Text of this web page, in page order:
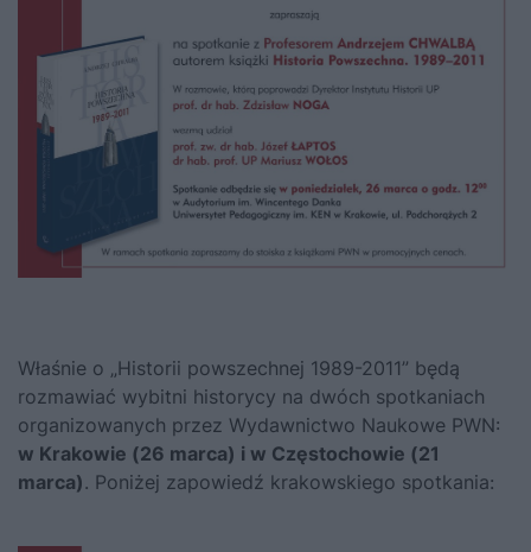
Właśnie o „Historii powszechnej 1989-2011” będą
rozmawiać wybitni historycy na dwóch spotkaniach
organizowanych przez Wydawnictwo Naukowe PWN:
w Krakowie (26 marca) i w Częstochowie (21
marca). Poniżej zapowiedź krakowskiego spotkania: